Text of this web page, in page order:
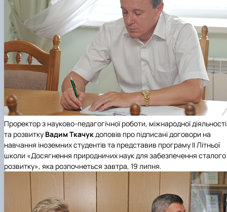
Проректор з науково-педагогічної роботи, міжнародної діяльності
та розвитку Вадим Ткачукдоповів про підписані договори на
навчання іноземних студентів та представив програму ІІ Літньої
школи «Досягнення природничих наук для забезпечення сталого
розвитку», яка розпочнеться завтра, 19 липня.